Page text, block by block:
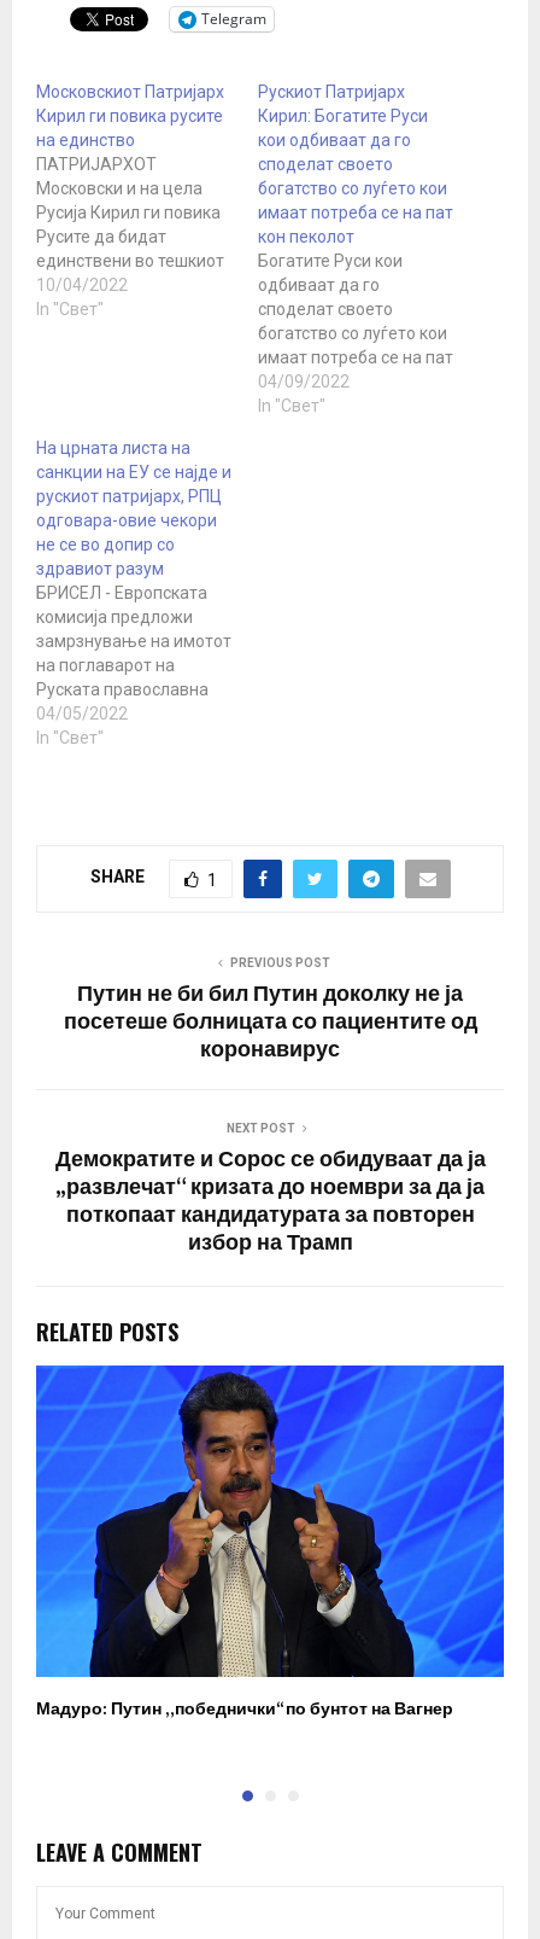
Telegram
Московскиот Патријарх
Кирил ги повика русите
на единство
ПАТРИЈАРХОТ
Московски и на цела
Русија Кирил ги повика
Русите да бидат
единствени во тешкиот
период низ кој денес
минува земјата. - Господ
бидат исполнети со
одговорност за својот
народ,…
10/04/2022
In "Свет"
Рускиот Патријарх
Кирил: Богатите Руси
кои одбиваат да го
споделат своето
богатство со луѓето кои
имаат потреба се на пат
кон пеколот
Богатите Руси кои
одбиваат да го
споделат своето
богатство со луѓето кои
имаат потреба се на пат
кон пеколот,
предупреди поглаварот
04/09/2022
In "Свет"
На црната листа на
санкции на ЕУ се најде и
рускиот патријарх, РПЦ
одговара-овие чекори
не се во допир со
здравиот разум
БРИСЕЛ - Европската
комисија предложи
замрзнување на имотот
на поглаварот на
Руската православна
црква, патријархот
Кирил, изјави денеска
бизнисмени блиски до
поддржуваат војната во
04/05/2022
In "Свет"
SHARE 1
PREVIOUS POST
Путин не би бил Путин доколку не ја
посетеше болницата со пациентите од
коронавирус
NEXT POST
Демократите и Сорос се обидуваат да ја
„развлечат“ кризата до ноември за да ја
поткопаат кандидатурата за повторен
избор на Трамп
RELATED POSTS
Мадуро: Путин „победнички“ по бунтот на Вагнер
LEAVE A COMMENT